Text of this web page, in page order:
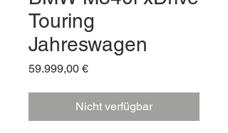
Touring
Jahreswagen
59.999,00 €Preis
Nicht verfügbar